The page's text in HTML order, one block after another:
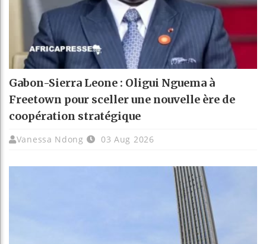
Gabon-Sierra Leone : Oligui Nguema à
Freetown pour sceller une nouvelle ère de
coopération stratégique
Vanessa Ndong 03 Aug 2026